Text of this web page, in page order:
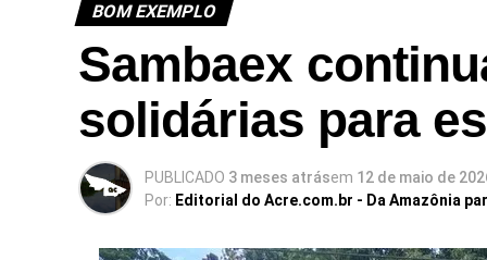
do
BOM EXEMPLO
Sambaex
solidárias para
PUBLICADO 3 meses atrásem 12 de maio de
Por: Editorial do Acre.com.br - Da Amazônia